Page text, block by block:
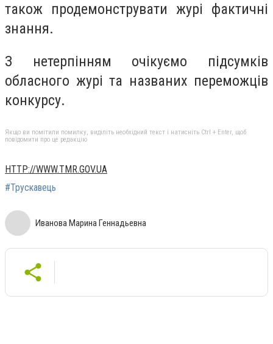
також продемонструвати журі фактичні
знання.
З нетерпінням очікуємо підсумків
обласного журі та названих переможців
конкурсу.
Якщо ви помітили помилку, виділіть необхідний текст і натисніть Ctrl + Enter, щоб
повідомити про це редакцію
HTTP://WWW.TMR.GOV.UA
#Трускавець
Иванова Марина Геннадьевна